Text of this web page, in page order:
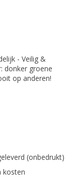
- Veilig &
donker groene
op anderen!
(onbedrukt)
kosten